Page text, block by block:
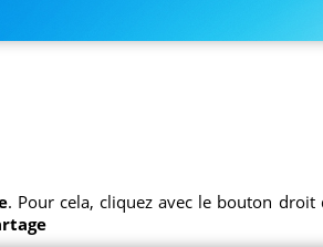
. Pour cela, cliquez avec le bouton droit